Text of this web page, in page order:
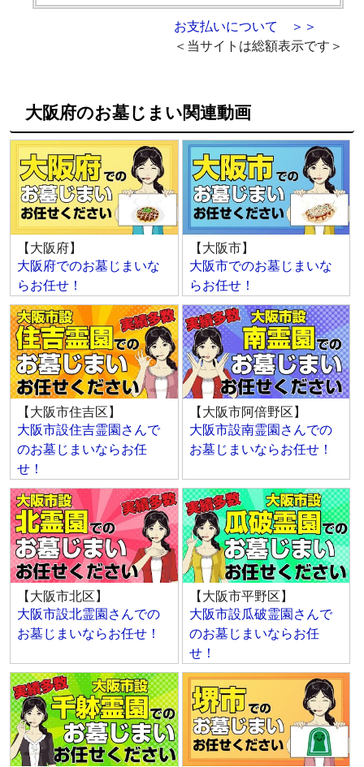
お支払いについて ＞＞
＜当サイトは総額表示です＞
大阪府のお墓じまい関連動画
【大阪府】
大阪府でのお墓じまいな
らお任せ！
【大阪市】
大阪市でのお墓じまいな
らお任せ！
【大阪市住吉区】
大阪市設住吉霊園さんで
のお墓じまいならお任
せ！
【大阪市阿倍野区】
大阪市設南霊園さんでの
お墓じまいならお任せ！
【大阪市北区】
大阪市設北霊園さんでの
お墓じまいならお任せ！
【大阪市平野区】
大阪市設瓜破霊園さんで
のお墓じまいならお任
せ！